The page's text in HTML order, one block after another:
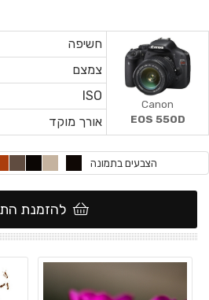
חשיפה
צמצם
ISO
אורך מוקד
Canon
EOS 550D
הצבעים בתמונה
להזמנת